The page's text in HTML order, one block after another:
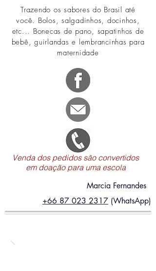
Trazendo os sabores do Brasil até
você. Bolos, salgadinhos, docinhos,
etc... Bonecas de pano, sapatinhos de
bebê, guirlandas e lembrancinhas para
maternidade
Venda dos pedidos são convertidos
em doação para uma escola
Marcia Fernandes
+66 87 023 2317 (WhatsApp)